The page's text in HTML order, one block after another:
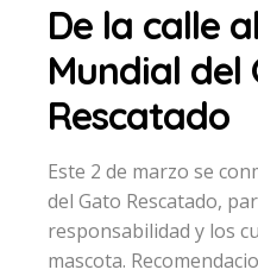
De la calle
Mundial del
Rescatado
Este 2 de marzo se
del Gato Rescatado,
responsabilidad y los
mascota.